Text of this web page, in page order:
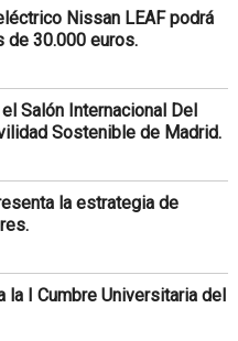
Nissan LEAF podrá
de 30.000 euros.
Salón Internacional Del
Sostenible de Madrid.
la estrategia de
la I Cumbre Universitaria del